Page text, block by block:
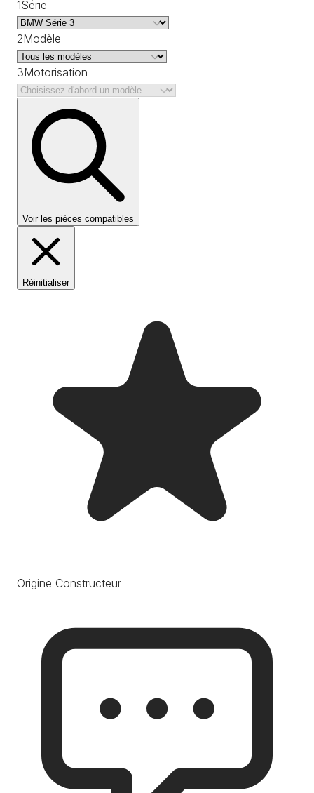
1Série
2Modèle
3Motorisation
Voir les pièces compatibles
Réinitialiser
Origine Constructeur